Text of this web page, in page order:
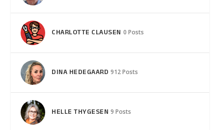
CHARLOTTE CLAUSEN 0 Posts
DINA HEDEGAARD 912 Posts
HELLE THYGESEN 9 Posts